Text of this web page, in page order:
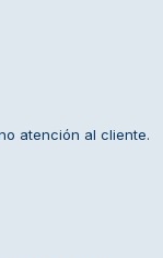
atención al cliente.